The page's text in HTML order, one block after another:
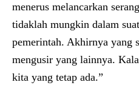
menerus melancarkan
tidaklah mungkin dalam
pemerintah. Akhirnya yang
mengusir yang lainnya.
kita yang tetap ada.”